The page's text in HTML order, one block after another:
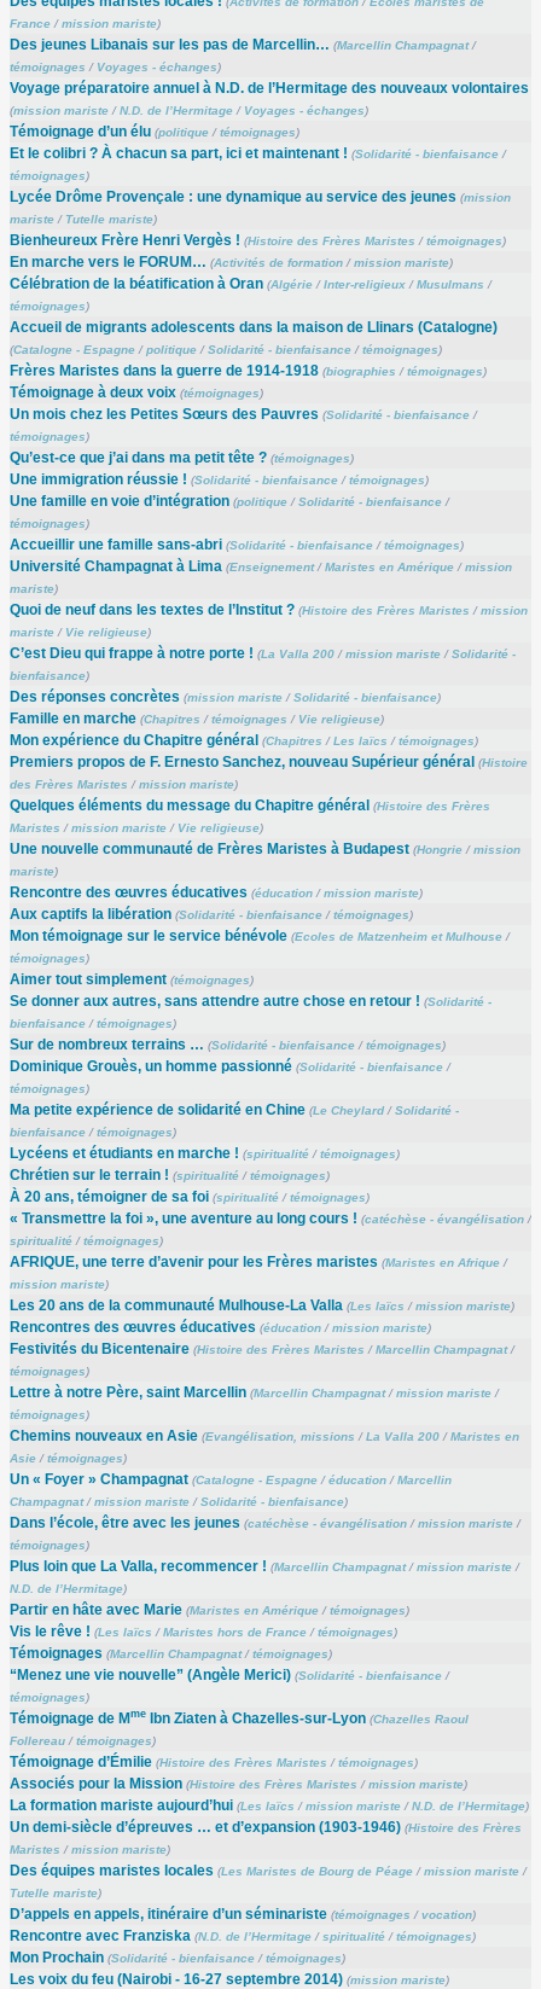
France/mission mariste)
Des jeunes Libanais sur les pas de Marcellin… (Marcellin Champagnat/
témoignages / Voyages - échanges)
Voyage préparatoire annuel à N.D. de l’Hermitage des nouveaux volontaires
(mission mariste/N.D. de l’Hermitage/ Voyages - échanges)
Témoignage d’un élu (politique/témoignages)
Et le colibri ? À chacun sa part, ici et maintenant ! (Solidarité - bienfaisance/
témoignages)
Lycée Drôme Provençale : une dynamique au service des jeunes (mission
mariste/ Tutelle mariste)
Bienheureux Frère Henri Vergès ! (Histoire des Frères Maristes /témoignages)
En marche vers le FORUM… (Activités de formation/mission mariste)
Célébration de la béatification à Oran (Algérie/Inter-religieux/Musulmans /
témoignages)
Accueil de migrants adolescents dans la maison de Llinars (Catalogne)
(Catalogne - Espagne/politique/Solidarité - bienfaisance/témoignages)
Frères Maristes dans la guerre de 1914-1918 (biographies /témoignages)
Témoignage à deux voix (témoignages)
Un mois chez les Petites Sœurs des Pauvres (Solidarité - bienfaisance/
témoignages)
Qu’est-ce que j’ai dans ma petit tête ? (témoignages)
Une immigration réussie ! (Solidarité - bienfaisance/témoignages)
Une famille en voie d’intégration (politique/Solidarité - bienfaisance/
témoignages)
Accueillir une famille sans-abri (Solidarité - bienfaisance/témoignages)
Université Champagnat à Lima (Enseignement/Maristes en Amérique/mission
mariste)
Quoi de neuf dans les textes de l’Institut ? (Histoire des Frères Maristes /mission
mariste/ Vie religieuse)
C’est Dieu qui frappe à notre porte ! (La Valla 200/mission mariste/Solidarité -
bienfaisance)
Des réponses concrètes (mission mariste/Solidarité - bienfaisance)
Famille en marche (Chapitres /témoignages / Vie religieuse)
Mon expérience du Chapitre général (Chapitres /Les laïcs /témoignages)
Premiers propos de F. Ernesto Sanchez, nouveau Supérieur général (Histoire
des Frères Maristes /mission mariste)
Quelques éléments du message du Chapitre général (Histoire des Frères
Maristes /mission mariste/ Vie religieuse)
Une nouvelle communauté de Frères Maristes à Budapest (Hongrie/mission
mariste)
Rencontre des œuvres éducatives (éducation/mission mariste)
Aux captifs la libération (Solidarité - bienfaisance/témoignages)
Mon témoignage sur le service bénévole (Ecoles de Matzenheim et Mulhouse/
témoignages)
Aimer tout simplement (témoignages)
Se donner aux autres, sans attendre autre chose en retour ! (Solidarité -
bienfaisance/témoignages)
Sur de nombreux terrains … (Solidarité - bienfaisance/témoignages)
Dominique Grouès, un homme passionné (Solidarité - bienfaisance/
témoignages)
Ma petite expérience de solidarité en Chine (Le Cheylard/Solidarité -
bienfaisance/témoignages)
Lycéens et étudiants en marche ! (spiritualité/témoignages)
Chrétien sur le terrain ! (spiritualité/témoignages)
À 20 ans, témoigner de sa foi (spiritualité/témoignages)
« Transmettre la foi », une aventure au long cours ! (catéchèse - évangélisation/
spiritualité/témoignages)
AFRIQUE, une terre d’avenir pour les Frères maristes (Maristes en Afrique/
mission mariste)
Les 20 ans de la communauté Mulhouse-La Valla (Les laïcs /mission mariste)
Rencontres des œuvres éducatives (éducation/mission mariste)
Festivités du Bicentenaire (Histoire des Frères Maristes /Marcellin Champagnat/
témoignages)
Lettre à notre Père, saint Marcellin (Marcellin Champagnat/mission mariste/
témoignages)
Chemins nouveaux en Asie (Evangélisation, missions /La Valla 200/Maristes en
Asie/témoignages)
Un « Foyer » Champagnat (Catalogne - Espagne/éducation/Marcellin
Champagnat/mission mariste/Solidarité - bienfaisance)
Dans l’école, être avec les jeunes (catéchèse - évangélisation/mission mariste/
témoignages)
Plus loin que La Valla, recommencer ! (Marcellin Champagnat/mission mariste/
N.D. de l’Hermitage)
Partir en hâte avec Marie (Maristes en Amérique/témoignages)
Vis le rêve ! (Les laïcs /Maristes hors de France/témoignages)
Témoignages (Marcellin Champagnat/témoignages)
“Menez une vie nouvelle” (Angèle Merici) (Solidarité - bienfaisance/
témoignages)
Témoignage de MmeIbn Ziaten à Chazelles-sur-Lyon (Chazelles Raoul
Follereau/témoignages)
Témoignage d’Émilie (Histoire des Frères Maristes /témoignages)
Associés pour la Mission (Histoire des Frères Maristes /mission mariste)
La formation mariste aujourd’hui (Les laïcs /mission mariste/N.D. de l’Hermitage)
Un demi-siècle d’épreuves … et d’expansion (1903-1946) (Histoire des Frères
Maristes /mission mariste)
Des équipes maristes locales (Les Maristes de Bourg de Péage/mission mariste/
Tutelle mariste)
D’appels en appels, itinéraire d’un séminariste (témoignages /vocation)
Rencontre avec Franziska (N.D. de l’Hermitage/spiritualité/témoignages)
Mon Prochain (Solidarité - bienfaisance/témoignages)
Les voix du feu (Nairobi - 16-27 septembre 2014) (mission mariste)